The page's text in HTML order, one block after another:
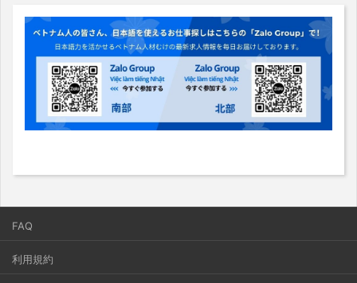
FAQ
利用規約